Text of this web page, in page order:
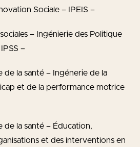
Sociale – IPEIS –
– Ingénierie des Politique
–
de la santé – Ingénerie de la
et de la performance motrice
de la santé – Éducation,
et des interventions en